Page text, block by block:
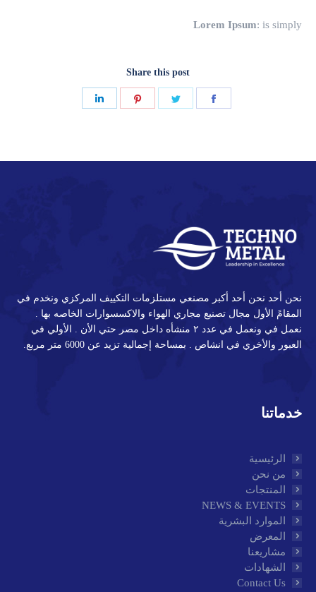
Lorem Ipsum: is simply
Share this post
نحن أحد نحن أحد أكبر مصنعي مستلزمات التكييف المركزي ونخدم في
المقامً الأول مجال تصنيع مجاري الهواء والاكسسوارات الخاصه بها .
نعمل في ونعمل في عدد ٢ منشأه داخل مصر حتي الأن . الأولي في
العبور والأخري في انشاص . بمساحة إجمالية تزيد عن 6000 متر مربع.
خدماتنا
الرئيسية
من نحن
المنتجات
NEWS & EVENTS
الموارد البشرية
المعرض
مشاريعنا
الشهادات
Contact Us